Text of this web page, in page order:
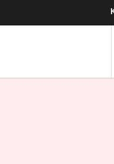
ま
プ